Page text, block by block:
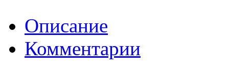
Описание
Комментарии